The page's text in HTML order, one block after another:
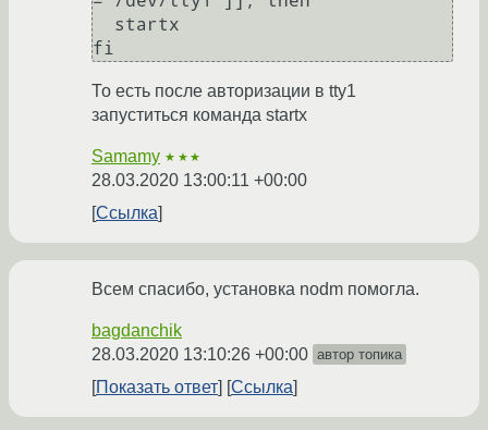
То есть после авторизации в tty1
запуститься команда startx
Samamy ★★★
28.03.2020 13:00:11 +00:00
Ссылка
Всем спасибо, установка nodm помогла.
bagdanchik
28.03.2020 13:10:26 +00:00 автор топика
Показать ответ Ссылка